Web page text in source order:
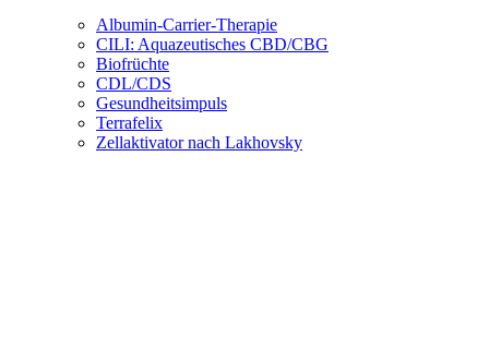
Albumin-Carrier-Therapie
CILI: Aquazeutisches CBD/CBG
Biofrüchte
CDL/CDS
Gesundheitsimpuls
Terrafelix
Zellaktivator nach Lakhovsky